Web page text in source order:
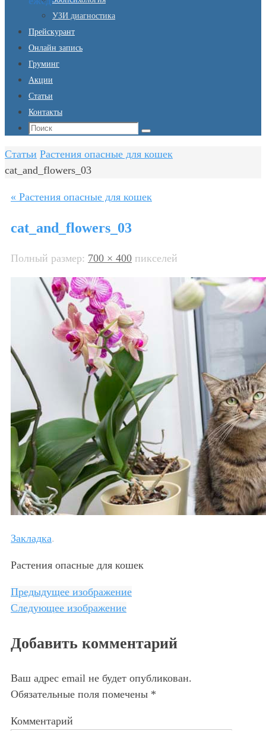
УЗИ диагностика
Прейскурант
Онлайн запись
Груминг
Акции
Статьи
Контакты
Что
Поиск
Главная
Статьи Растения опасные для кошек
cat_and_flowers_03
« Растения опасные для кошек
cat_and_flowers_03
Полный размер: 700 × 400 пикселей
Закладка.
Растения опасные для кошек
Предыдущее изображение
Следующее изображение
Добавить комментарий
Ваш адрес email не будет опубликован.
Обязательные поля помечены *
Комментарий